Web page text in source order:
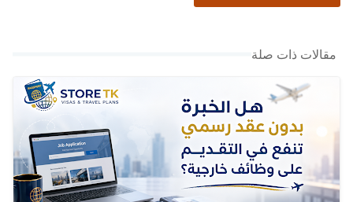
مقالات ذات صلة